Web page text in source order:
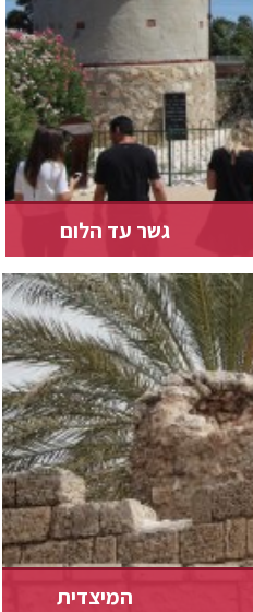
גשר עד הלום
המיצדית